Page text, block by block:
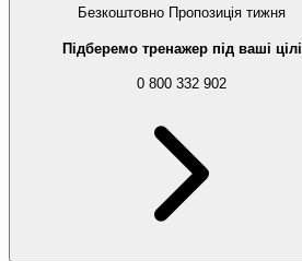
Безкоштовно Пропозиція тижня
Підберемо тренажер під ваші цілі
0 800 332 902